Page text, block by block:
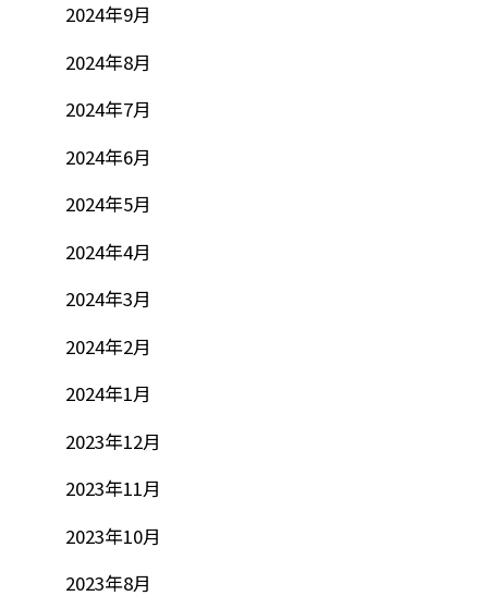
2024年9月
2024年8月
2024年7月
2024年6月
2024年5月
2024年4月
2024年3月
2024年2月
2024年1月
2023年12月
2023年11月
2023年10月
2023年8月